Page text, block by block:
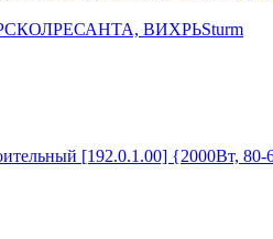
РЕСАНТА, ВИХРЬSturm
[192.0.1.00] {2000Вт, 80-